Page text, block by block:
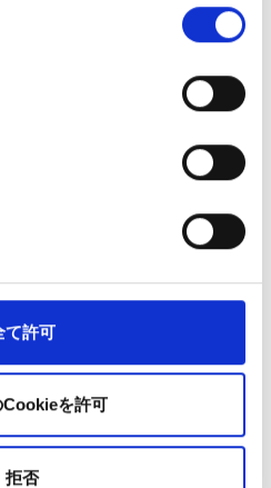
て許可
を許可
拒否
クコイル採用。よりスムーズ
ール（PG）、植物性グリセリ
回の充電サイクル（容量は時
幅 20mm × 奥行 10mm
びUKCA規格に準拠していま